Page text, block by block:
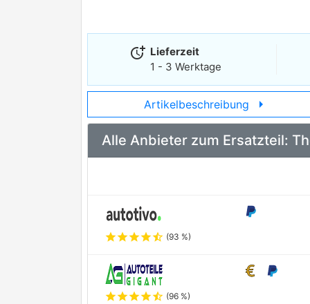
more_time Lieferzeit
1 - 3 Werktage
Artikelbeschreibung arrow_right
Alle Anbieter zum Ersatzteil:
starstarstarstarstar_half (93 %)
starstarstarstarstar_half (96 %)